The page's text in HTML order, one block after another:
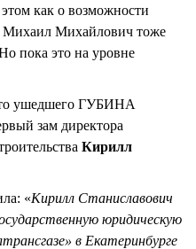
как о возможности
Михаил Михайлович тоже
пока это на уровне
ушедшего ГУБИНА
зам директора
Кирилл
«Кирилл Станиславович
юридическую
в Екатеринбурге